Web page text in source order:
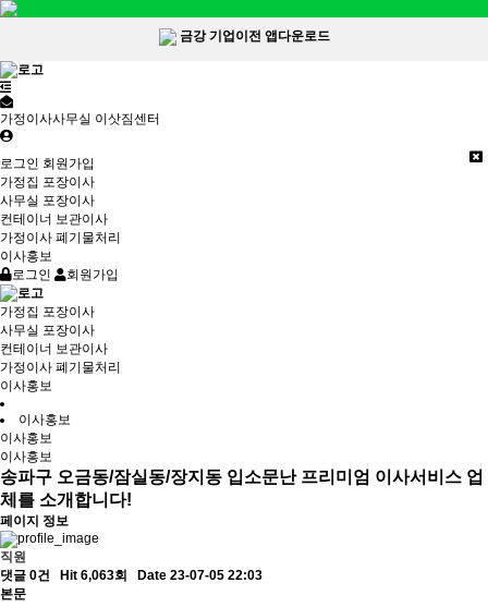
금강 기업이전 앱다운로드
가정이사사무실 이삿짐센터
로그인 회원가입
가정집 포장이사
사무실 포장이사
컨테이너 보관이사
가정이사 폐기물처리
이사홍보
로그인
회원가입
가정집 포장이사
사무실 포장이사
컨테이너 보관이사
가정이사 폐기물처리
이사홍보
이사홍보
이사홍보
이사홍보
송파구 오금동/잠실동/장지동 입소문난 프리미엄 이사서비스 업
체를 소개합니다!
페이지 정보
직원
댓글 0건
Hit 6,063회
Date 23-07-05 22:03
본문